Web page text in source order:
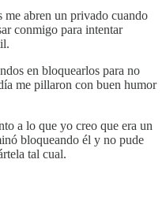
abren un privado cuando
conmigo para intentar
en bloquearlos para no
me pillaron con buen humor
a lo que yo creo que era un
bloqueando él y no pude
tal cual.